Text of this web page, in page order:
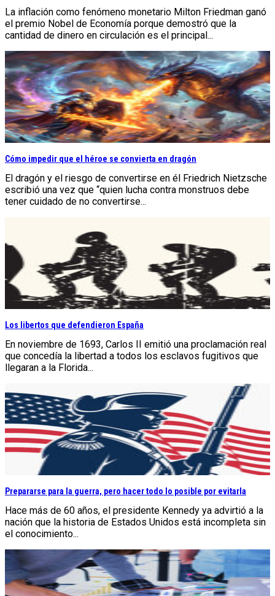
La inflación como fenómeno monetario Milton Friedman ganó
el premio Nobel de Economía porque demostró que la
cantidad de dinero en circulación es el principal...
Cómo impedir que el héroe se convierta en dragón
El dragón y el riesgo de convertirse en él Friedrich Nietzsche
escribió una vez que “quien lucha contra monstruos debe
tener cuidado de no convertirse...
Los libertos que defendieron España
En noviembre de 1693, Carlos II emitió una proclamación real
que concedía la libertad a todos los esclavos fugitivos que
llegaran a la Florida...
Prepararse para la guerra, pero hacer todo lo posible por evitarla
Hace más de 60 años, el presidente Kennedy ya advirtió a la
nación que la historia de Estados Unidos está incompleta sin
el conocimiento...